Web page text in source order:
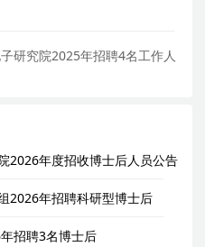
研究院2025年招聘4名工作人
2026年度招收博士后人员公告
2026年招聘科研型博士后
招聘3名博士后